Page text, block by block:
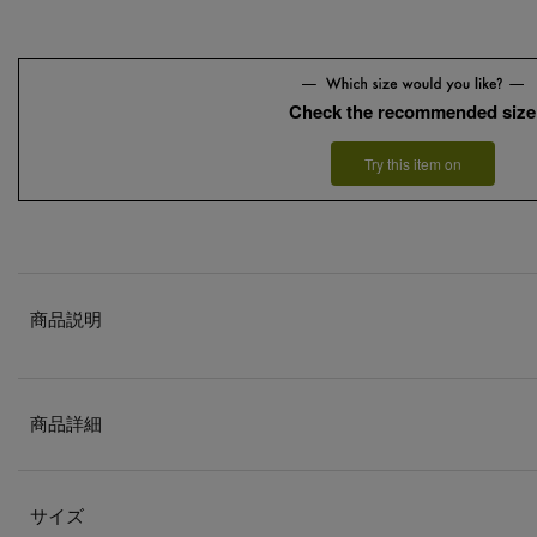
Check the recommended size
Try this item on
商品説明
商品詳細
サイズ